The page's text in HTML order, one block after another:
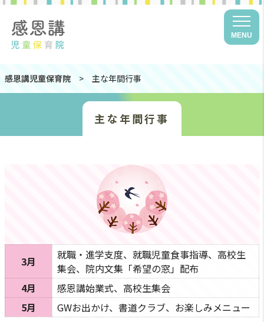
MENU
感恩講児童保育院 > 主な年間行事
主な年間行事
3月
就職・進学支度、就職児童食事指導、高校生
集会、院内文集「希望の窓」配布
4月
感恩講始業式、高校生集会
5月
GWお出かけ、書道クラブ、お楽しみメニュー